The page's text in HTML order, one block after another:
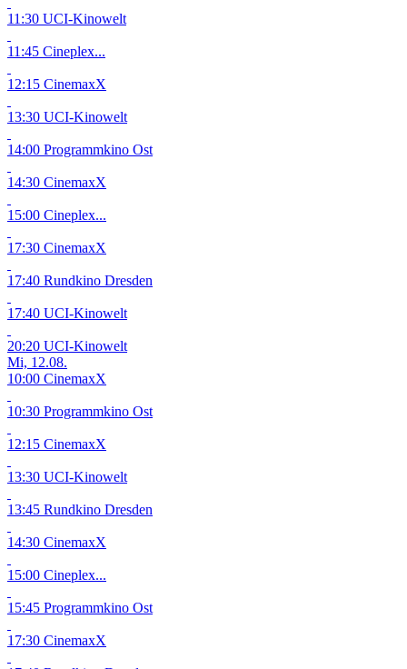
11:30 UCI-Kinowelt
11:45 Cineplex...
12:15 CinemaxX
13:30 UCI-Kinowelt
14:00 Programmkino Ost
14:30 CinemaxX
15:00 Cineplex...
17:30 CinemaxX
17:40 Rundkino Dresden
17:40 UCI-Kinowelt
20:20 UCI-Kinowelt
Mi, 12.08.
10:00 CinemaxX
10:30 Programmkino Ost
12:15 CinemaxX
13:30 UCI-Kinowelt
13:45 Rundkino Dresden
14:30 CinemaxX
15:00 Cineplex...
15:45 Programmkino Ost
17:30 CinemaxX